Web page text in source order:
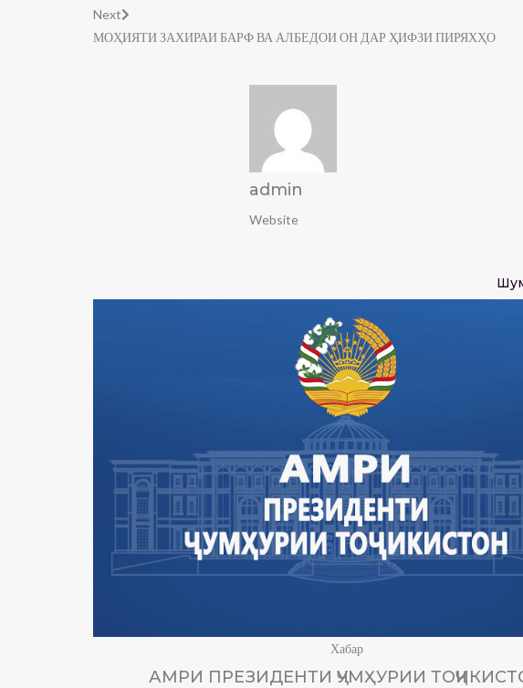
Next
МОҲИЯТИ ЗАХИРАИ БАРФ ВА АЛБЕДОИ ОН ДАР ҲИФЗИ ПИРЯХҲО
admin
Website
Хабар
АМРИ ПРЕЗИДЕНТИ ҶУМҲУРИИ